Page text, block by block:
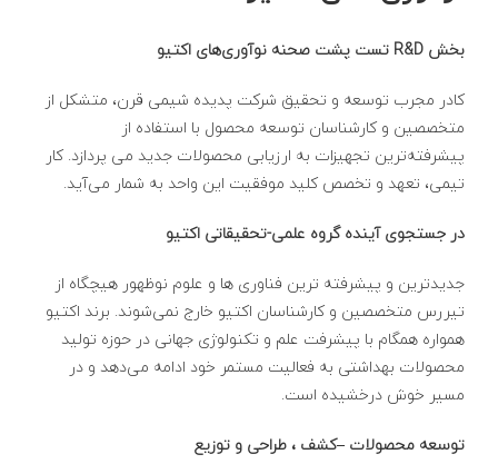
بخش R&D تست
پشت صحنه نوآوری‌های اکتیو
کادر مجرب توسعه و تحقیق شرکت پدیده شیمی قرن، متشکل از
متخصصین و کارشناسان توسعه محصول با استفاده از
پیشرفته‌ترین تجهیزات به ارزیابی محصولات جدید می پردازد. کار
تیمی، تعهد و تخصص کلید موفقیت این واحد به شمار می‌آید.
در جستجوی آینده گروه علمی-تحقیقاتی اکتیو
جدیدترین و پیشرفته ترین فناوری ها و علوم نوظهور هیچگاه از
تیررس متخصصین و کارشناسان اکتیو خارج نمی‌شوند. برند اکتیو
همواره همگام با پیشرفت علم و تکنولوژی جهانی در حوزه تولید
محصولات بهداشتی به فعالیت مستمر خود ادامه می‌دهد و در
مسیر خوش درخشیده است.
توسعه محصولات –کشف ، طراحی و توزیع